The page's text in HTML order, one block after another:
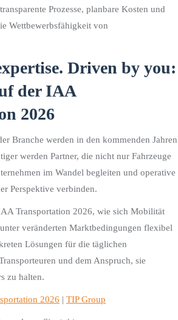
Prozesse, planbare Kosten und
Wettbewerbsfähigkeit von
Driven by you:
der IAA
2026
Branche werden in den kommenden Jahren
werden Partner, die nicht nur Fahrzeuge
im Wandel begleiten und operative
Perspektive verbinden.
Transportation 2026, wie sich Mobilität
veränderten Marktbedingungen flexibel
Lösungen für die täglichen
und dem Anspruch, sie
zu halten.
2026 | TIP Group